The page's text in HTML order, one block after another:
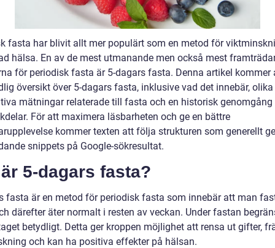
fasta har blivit allt mer populärt som en metod för
hälsa. En av de mest utmanande men också mest
för periodisk fasta är 5-dagars fasta. Denna artikel kommer
översikt över 5-dagars fasta, inklusive vad det innebär, olika
mätningar relaterade till fasta och en historisk genomgång
För att maximera läsbarheten och ge en bättre
kommer texten att följa strukturen som generellt
snippets på Google-sökresultat.
5-dagars fasta?
fasta är en metod för periodisk fasta som innebär att man
därefter äter normalt i resten av veckan. Under fastan
betydligt. Detta ger kroppen möjlighet att rensa ut gifter,
och kan ha positiva effekter på hälsan.